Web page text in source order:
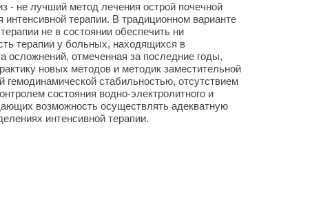
- не лучший метод лечения острой почечной
интенсивной терапии. В традиционном варианте
не в состоянии обеспечить ни
терапии у больных, находящихся в
осложнений, отмеченная за последние годы,
новых методов и методик заместительной
стабильностью, отсутствием
состояния водно-электролитного и
возможность осуществлять адекватную
интенсивной терапии.